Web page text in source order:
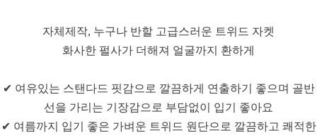
자체제작, 누구나 반할 고급스러운 트위드 자켓
화사한 펄사가 더해져 얼굴까지 환하게
✔ 여유있는 스탠다드 핏감으로 깔끔하게 연출하기 좋으며 골반
선을 가리는 기장감으로 부담없이 입기 좋아요
✔ 여름까지 입기 좋은 가벼운 트위드 원단으로 깔끔하고 쾌적한